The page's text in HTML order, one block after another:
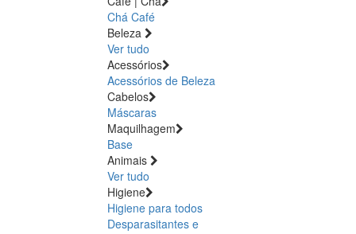
Chá Café
Beleza
Ver tudo
Acessórios
Acessórios de Beleza
Cabelos
Máscaras
Maquilhagem
Base
Animais
Ver tudo
Higiene
Higiene para todos
Desparasitantes e